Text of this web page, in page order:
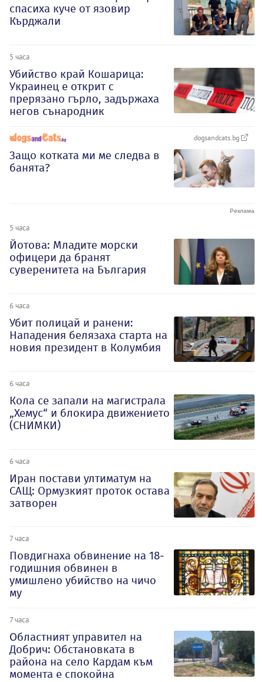
спасиха куче от язовир
Кърджали
5 часа
Убийство край Кошарица:
Украинец е открит с
прерязано гърло, задържаха
негов сънародник
dogsandcats.bg
Защо котката ми ме следва в
банята?
5 часа
Йотова: Младите морски
офицери да бранят
суверенитета на България
6 часа
Убит полицай и ранени:
Нападения белязаха старта на
новия президент в Колумбия
6 часа
Кола се запали на магистрала
„Хемус“ и блокира движението
(СНИМКИ)
6 часа
Иран постави ултиматум на
САЩ: Ормузкият проток остава
затворен
7 часа
Повдигнаха обвинение на 18-
годишния обвинен в
умишлено убийство на чичо
му
7 часа
Oбластният управител на
Добрич: Обстановката в
района на село Кардам към
момента е спокойна